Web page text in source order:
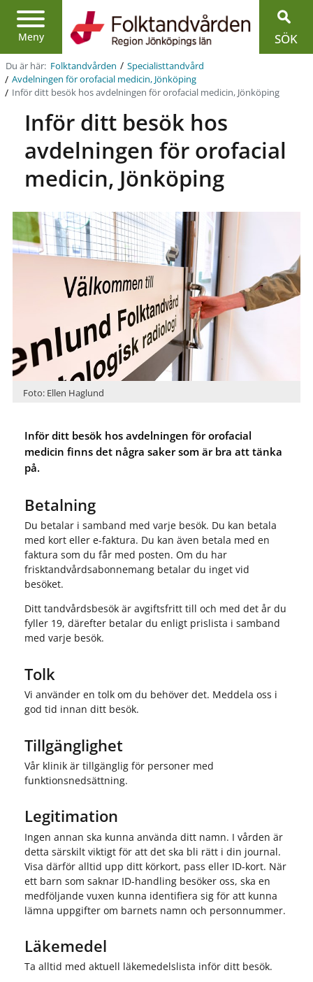
Meny
Region
Jönköpings
län
SÖK
Du är här: Folktandvården / Specialist­tandvård
/ Avdelningen för orofacial medicin, Jönköping
/ Inför ditt besök hos avdelningen för orofacial medicin, Jönköping
Inför ditt besök hos
avdelningen för orofacial
medicin, Jönköping
Foto: Ellen Haglund
Inför ditt besök hos avdelningen för orofacial
medicin finns det några saker som är bra att tänka
på.
Betalning
Du betalar i samband med varje besök. Du kan betala
med kort eller e-faktura. Du kan även betala med en
faktura som du får med posten. Om du har
frisktandvårdsabonnemang betalar du inget vid
besöket.
Ditt tandvårdsbesök är avgiftsfritt till och med det år du
fyller 19, därefter betalar du enligt prislista i samband
med varje besök.
Tolk
Vi använder en tolk om du behöver det. Meddela oss i
god tid innan ditt besök.
Tillgänglighet
Vår klinik är tillgänglig för personer med
funktionsnedsättning.
Legitimation
Ingen annan ska kunna använda ditt namn. I vården är
detta särskilt viktigt för att det ska bli rätt i din journal.
Visa därför alltid upp ditt körkort, pass eller ID-kort. När
ett barn som saknar ID-handling besöker oss, ska en
medföljande vuxen kunna identifiera sig för att kunna
lämna uppgifter om barnets namn och personnummer.
Läkemedel
Ta alltid med aktuell läkemedelslista inför ditt besök.